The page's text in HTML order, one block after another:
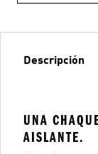
Descripción
UNA
AISLANTE.